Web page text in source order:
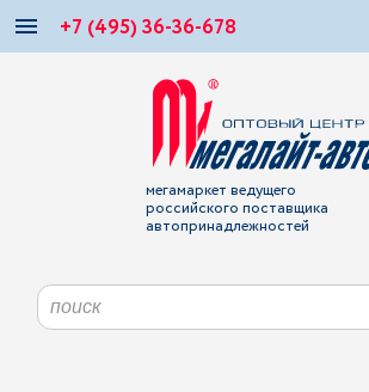
+7 (495) 36-36-678
мегамаркет ведущего
российского поставщика
автопринадлежностей